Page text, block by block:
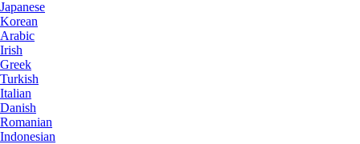
Japanese
Korean
Arabic
Irish
Greek
Turkish
Italian
Danish
Romanian
Indonesian